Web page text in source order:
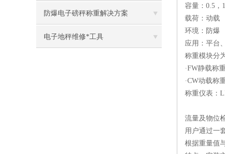
防爆电子磅秤称重解决方案
电子地秤维修*工具
容量：0.5，
载荷：动载
环境：防爆
应用：平台
称重模块分
·FW静载称
·CW动载称
称重仪表：
流量及物位
用户通过一
根据重量值